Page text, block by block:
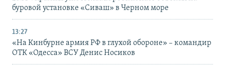
буровой установке «Сиваш» в Черном море
13:27
«На Кинбурне армия РФ в глухой обороне» – командир
ОТК «Одесса» ВСУ Денис Носиков